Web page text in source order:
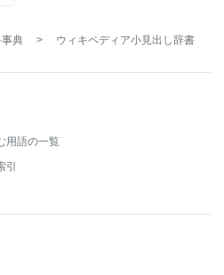
典 >
ウィキペディア小見出し辞書
用語の一覧
引